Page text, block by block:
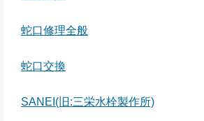
蛇口修理全般
蛇口交換
SANEI(旧:三栄水栓製作所)